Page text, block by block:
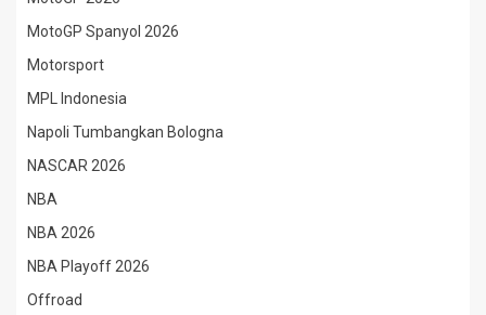
MotoGP Spanyol 2026
Motorsport
MPL Indonesia
Napoli Tumbangkan Bologna
NASCAR 2026
NBA
NBA 2026
NBA Playoff 2026
Offroad